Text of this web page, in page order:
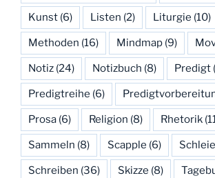
Kunst (6) Listen (2) Liturgie (10)
Methoden (16) Mindmap (9)
Notiz (24) Notizbuch (8) Predigt
Predigtreihe (6)
Prosa (6) Religion (8) Rhetorik
Sammeln (8) Scapple (6)
Schreiben (36) Skizze (8)